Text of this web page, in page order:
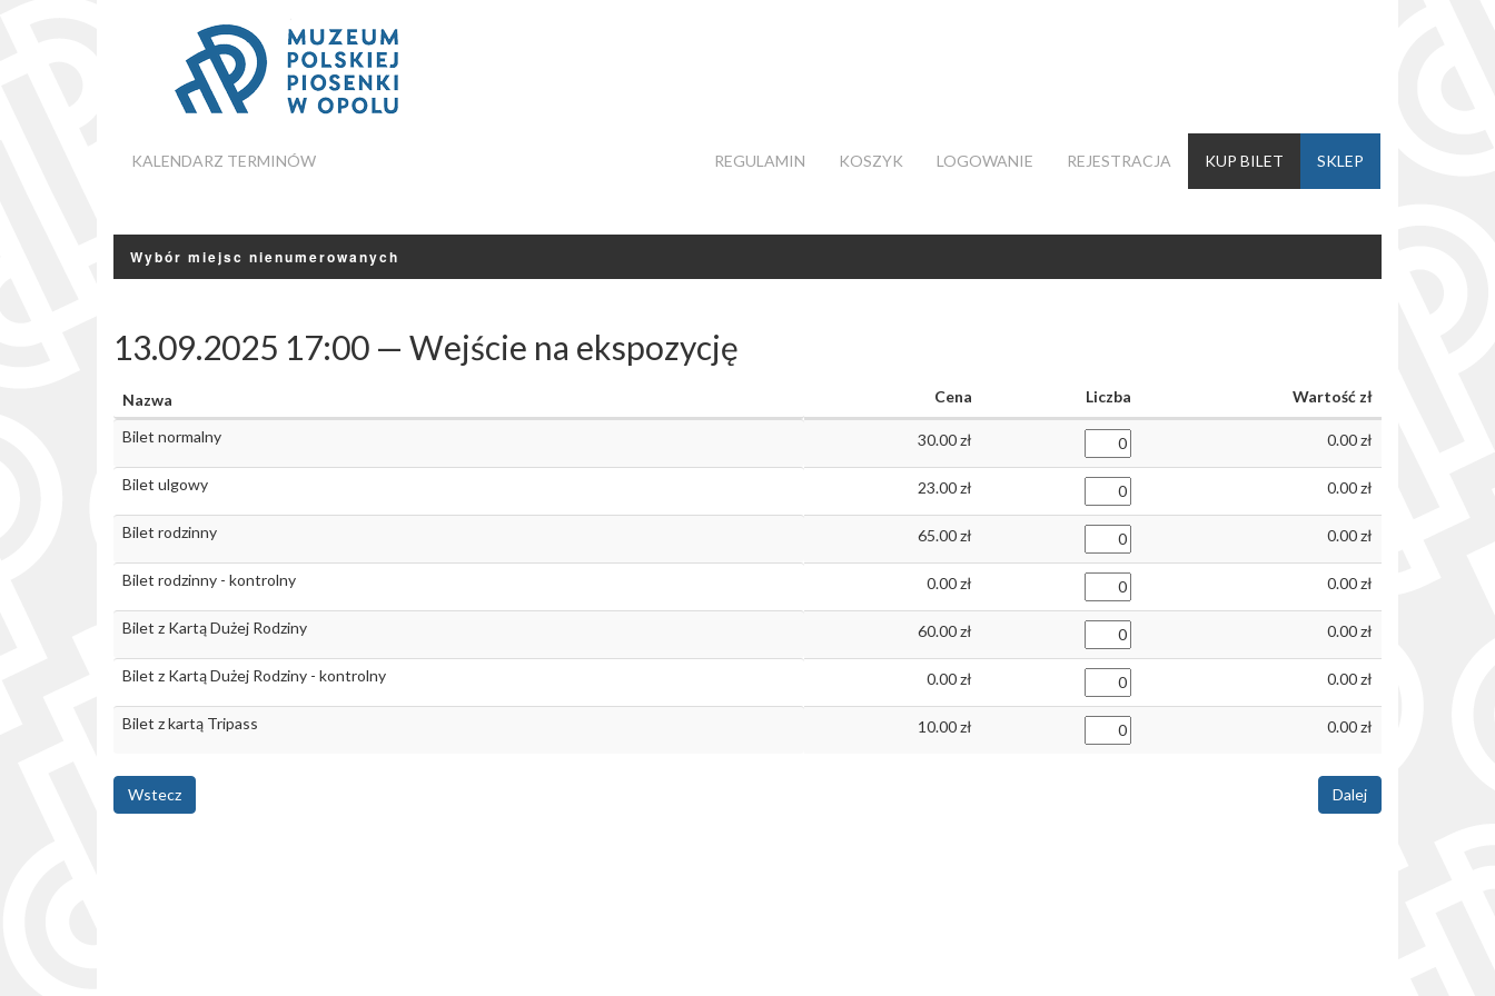
KALENDARZ TERMINÓW REGULAMIN KOSZYK LOGOWANIE REJESTRACJA KUP BILET SKLEP
Wybór miejsc nienumerowanych
13.09.2025 17:00 — Wejście na ekspozycję
Nazwa Cena Liczba Wartość
Bilet normalny 30.00 0.00
Bilet ulgowy 23.00 0.00
Bilet rodzinny 65.00 0.00
Bilet rodzinny - kontrolny 0.00 0.00
Bilet z Kartą Dużej Rodziny 60.00 0.00
Bilet z Kartą Dużej Rodziny - kontrolny 0.00 0.00
Bilet z kartą Tripass 10.00 0.00